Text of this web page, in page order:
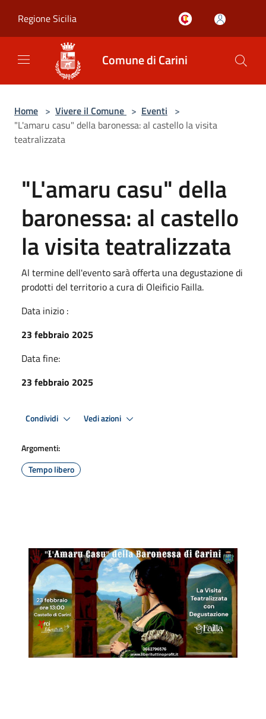
Regione Sicilia
Comune di Carini
Home > Vivere il Comune > Eventi >
"L'amaru casu" della baronessa: al castello la visita
teatralizzata
"L'amaru casu" della
baronessa: al castello
la visita teatralizzata
Al termine dell'evento sarà offerta una degustazione di
prodotti del territorio a cura di Oleificio Failla.
Data inizio :
23 febbraio 2025
Data fine:
23 febbraio 2025
Condividi Vedi azioni
Argomenti:
Tempo libero